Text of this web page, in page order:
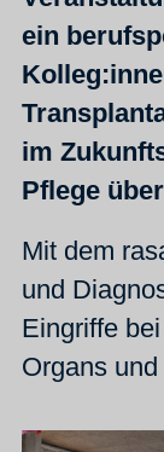
ein
im
Pflege
Mit dem
und
Eingriffe
Organs